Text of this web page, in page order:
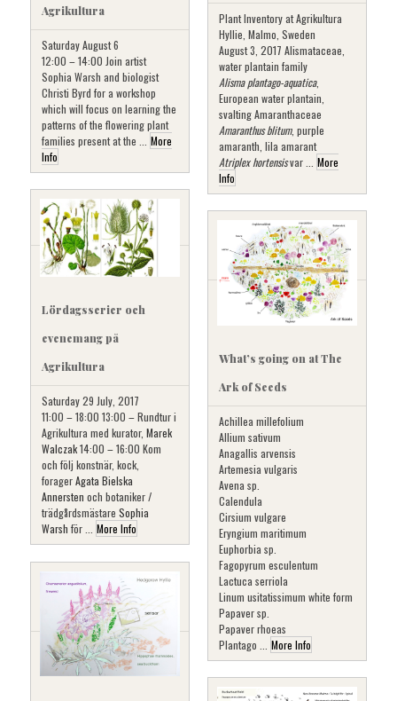
Agrikultura
Saturday August 6
12:00 – 14:00 Join artist
Sophia Warsh and biologist
Christi Byrd for a workshop
which will focus on learning the
patterns of the flowering plant
families present at the ... More
Info
Plant Inventory at Agrikultura
Hyllie, Malmo, Sweden
August 3, 2017 Alismataceae,
water plantain family
Alisma plantago-aquatica,
European water plantain,
svalting Amaranthaceae
Amaranthus blitum, purple
amaranth, lila amarant
Atriplex hortensisvar ... More
Info
Lördagsserier och
evenemang på
Agrikultura
Saturday 29 July, 2017
11:00 – 18:00 13:00 – Rundtur i
Agrikultura med kurator, Marek
Walczak14:00 – 16:00 Kom
och följ konstnär, kock,
foragerAgata Bielska
Annersten och botaniker /
trädgårdsmästare Sophia
Warsh för ... More Info
What’s going on at The
Ark of Seeds
Achillea millefolium
Allium sativum
Anagallis arvensis
Artemesia vulgaris
Avena sp.
Calendula
Cirsium vulgare
Eryngium maritimum
Euphorbia sp.
Fagopyrum esculentum
Lactuca serriola
Linum usitatissimum white form
Papaver sp.
Papaver rhoeas
Plantago ... More Info